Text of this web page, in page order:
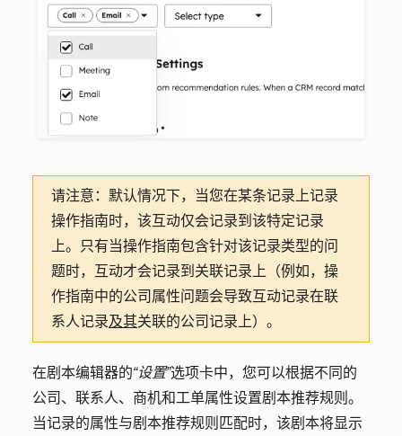
请注意： 默认情况下，当您在某条记录上记录
操作指南时，该互动仅会记录到该特定记录
上。只有当操作指南包含针对该记录类型的问
题时，互动才会记录到关联记录上（例如，操
作指南中的公司属性问题会导致互动记录在联
系人记录及其关联的公司记录上）。
在剧本编辑器的“设置”选项卡中，您可以根据不同的
公司、联系人、商机和工单属性设置剧本推荐规则。
当记录的属性与剧本推荐规则匹配时，该剧本将显示